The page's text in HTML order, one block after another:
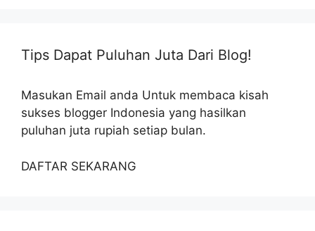
Tips Dapat Puluhan Juta Dari Blog!
Masukan Email anda Untuk membaca kisah
sukses blogger Indonesia yang hasilkan
puluhan juta rupiah setiap bulan.
DAFTAR SEKARANG